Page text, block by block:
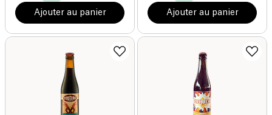
Ajouter au panier Ajouter au panier